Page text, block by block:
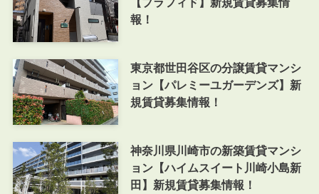
報！
東京都世田谷区の分譲賃貸マンシ
ョン【パレミーユガーデンズ】新
規賃貸募集情報！
神奈川県川崎市の新築賃貸マンシ
ョン【ハイムスイート川崎小島新
田】新規賃貸募集情報！